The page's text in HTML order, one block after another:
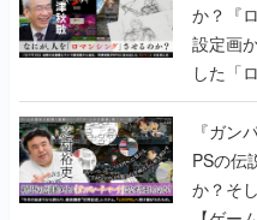
か？『
設定画
した「
書】
『ガン
PSの伝
か？そ